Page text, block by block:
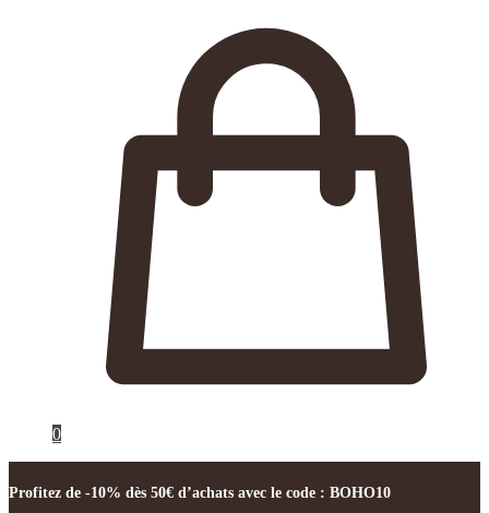
0
Profitez de -10% dès 50€ d’achats avec le code : BOHO10